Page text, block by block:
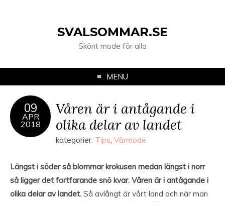
SVALSOMMAR.SE
Skönt mode för alla
MENU
09
APR
2018
Våren är i antågande i
olika delar av landet
kategorier: Tips, Vårmode
Längst i söder så blommar krokusen medan längst i norr
så ligger det fortfarande snö kvar. Våren är i antågande i
olika delar av landet. Så avlångt är vårt land och när man